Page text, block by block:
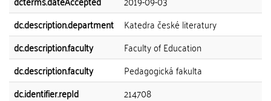
dc.description.department
Katedra české literatury
dc.description.faculty
Faculty of Education
dc.description.faculty
Pedagogická fakulta
dc.identifier.repId
214708